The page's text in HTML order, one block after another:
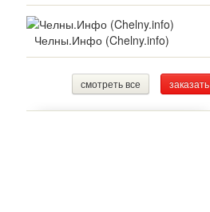
Челны.Инфо (Chelny.info)
смотреть все заказать